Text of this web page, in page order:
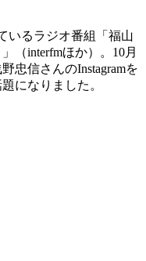
いるラジオ番組「福山
（interfmほか）。10月
忠信さんのInstagramを
になりました。